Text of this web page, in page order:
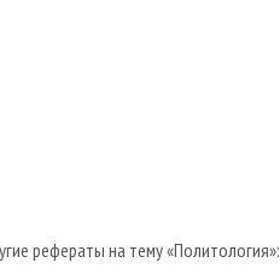
рефераты на тему «Политология»: